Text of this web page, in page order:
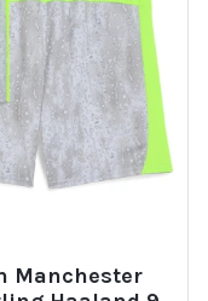
Manchester